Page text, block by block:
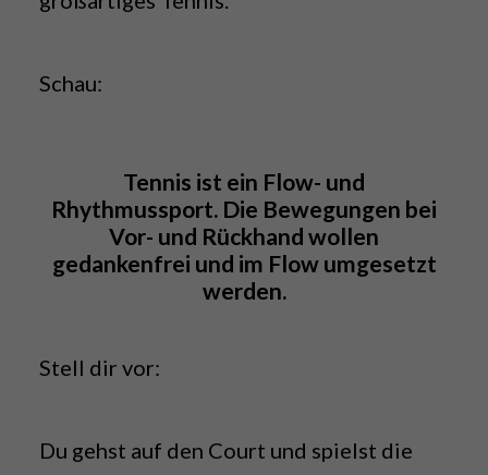
Schau:
Tennis ist ein Flow- und
Rhythmussport. Die Bewegungen bei
Vor- und Rückhand wollen
gedankenfrei und im Flow umgesetzt
werden.
Stell dir vor:
Du gehst auf den Court und spielst die